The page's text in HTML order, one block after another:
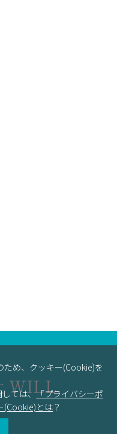
WILL.
め、クッキー(Cookie)を
ては、「プライバシーポ
(Cookie)とは？